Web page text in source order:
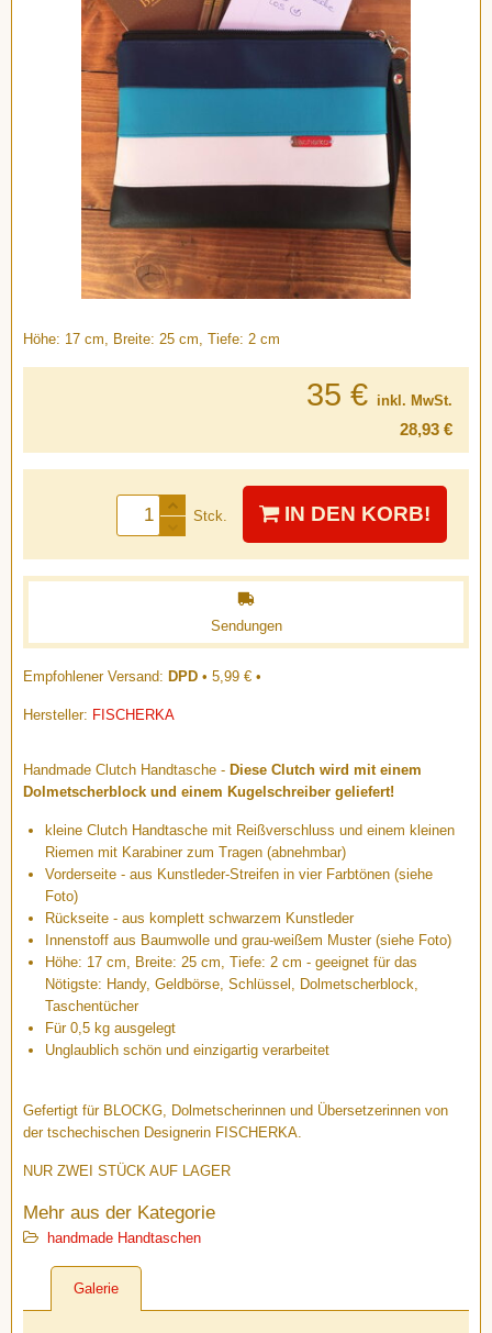
Höhe: 17 cm, Breite: 25 cm, Tiefe: 2 cm
35 € inkl. MwSt.
28,93 €
Stck. IN DEN KORB!
Sendungen
DPD • 5,99 € •
Hersteller: FISCHERKA
Handmade Clutch Handtasche - Diese Clutch wird mit einem
Dolmetscherblock und einem Kugelschreiber geliefert!
kleine Clutch Handtasche mit Reißverschluss und einem kleinen
Riemen mit Karabiner zum Tragen (abnehmbar)
Vorderseite - aus Kunstleder-Streifen in vier Farbtönen (siehe
Foto)
Rückseite - aus komplett schwarzem Kunstleder
Innenstoff aus Baumwolle und grau-weißem Muster (siehe Foto)
Höhe: 17 cm, Breite: 25 cm, Tiefe: 2 cm - geeignet für das
Nötigste: Handy, Geldbörse, Schlüssel, Dolmetscherblock,
Taschentücher
Für 0,5 kg ausgelegt
Unglaublich schön und einzigartig verarbeitet
Gefertigt für BLOCKG, Dolmetscherinnen und Übersetzerinnen von
der tschechischen Designerin FISCHERKA.
NUR ZWEI STÜCK AUF LAGER
Mehr aus der Kategorie
handmade Handtaschen
Galerie